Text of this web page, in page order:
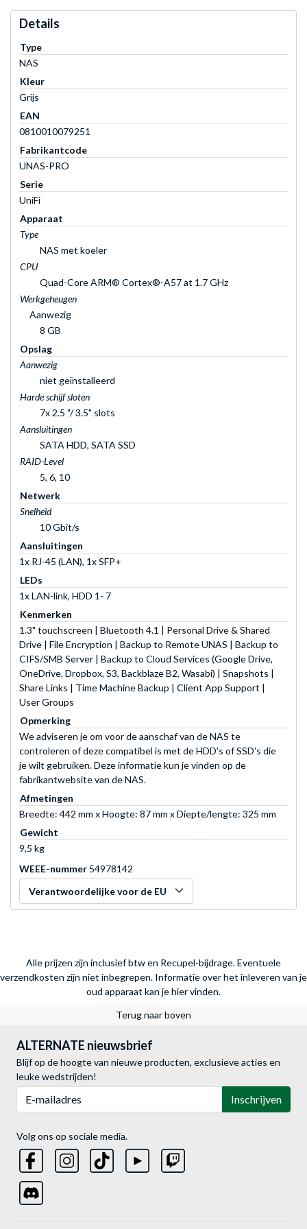
Details
Type
NAS
Kleur
Grijs
EAN
0810010079251
Fabrikantcode
UNAS-PRO
Serie
UniFi
Apparaat
Type
NAS met koeler
CPU
Quad-Core ARM® Cortex®-A57 at 1.7 GHz
Werkgeheugen
Aanwezig
8 GB
Opslag
Aanwezig
niet geïnstalleerd
Harde schijf sloten
7x 2.5 "/ 3.5" slots
Aansluitingen
SATA HDD, SATA SSD
RAID-Level
5, 6, 10
Netwerk
Snelheid
10 Gbit/s
Aansluitingen
1x RJ-45 (LAN), 1x SFP+
LEDs
1x LAN-link, HDD 1- 7
Kenmerken
1.3" touchscreen | Bluetooth 4.1 | Personal Drive & Shared
Drive | File Encryption | Backup to Remote UNAS | Backup to
CIFS/SMB Server | Backup to Cloud Services (Google Drive,
OneDrive, Dropbox, S3, Backblaze B2, Wasabi) | Snapshots |
Share Links | Time Machine Backup | Client App Support |
User Groups
Opmerking
We adviseren je om voor de aanschaf van de NAS te
controleren of deze compatibel is met de HDD's of SSD's die
je wilt gebruiken. Deze informatie kun je vinden op de
fabrikantwebsite van de NAS.
Afmetingen
Breedte: 442 mm x Hoogte: 87 mm x Diepte/lengte: 325 mm
Gewicht
9,5 kg
WEEE-nummer 54978142
Verantwoordelijke voor de EU
Alle prijzen zijn inclusief btw en Recupel-bijdrage. Eventuele
verzendkosten zijn niet inbegrepen. Informatie over het inleveren van je
oud apparaat kan je hier vinden.
Terug naar boven
ALTERNATE nieuwsbrief
Blijf op de hoogte van nieuwe producten, exclusieve acties en
leuke wedstrijden!
Inschrijven
Volg ons op sociale media.